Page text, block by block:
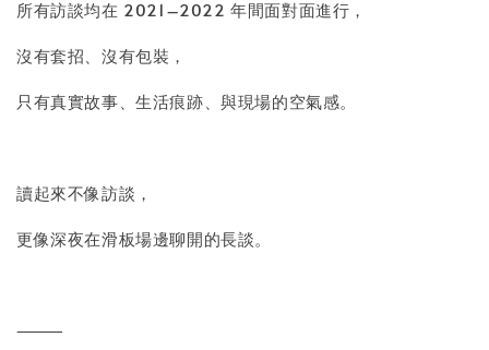
所有訪談均在 2021–2022 年間面對面進行，
沒有套招、沒有包裝，
只有真實故事、生活痕跡、與現場的空氣感。
讀起來不像訪談，
更像深夜在滑板場邊聊開的長談。
⸻